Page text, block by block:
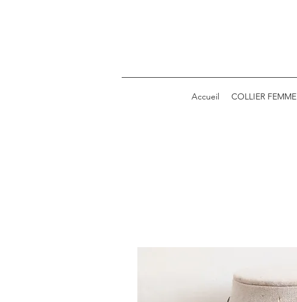
Accueil COLLIER FEMME